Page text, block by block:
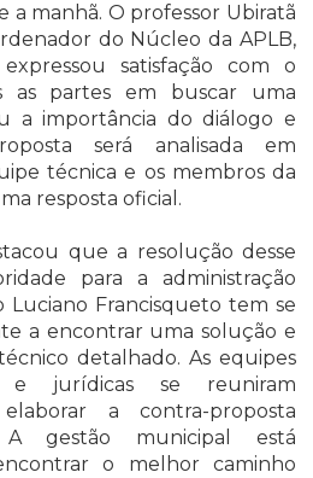
a manhã. O professor Ubiratã
do Núcleo da APLB,
satisfação com o
as partes em buscar uma
a importância do diálogo e
será analisada em
técnica e os membros da
resposta oficial.
que a resolução desse
para a administração
Luciano Francisqueto tem se
a encontrar uma solução e
detalhado. As equipes
e jurídicas se reuniram
a contra-proposta
A gestão municipal está
o melhor caminho